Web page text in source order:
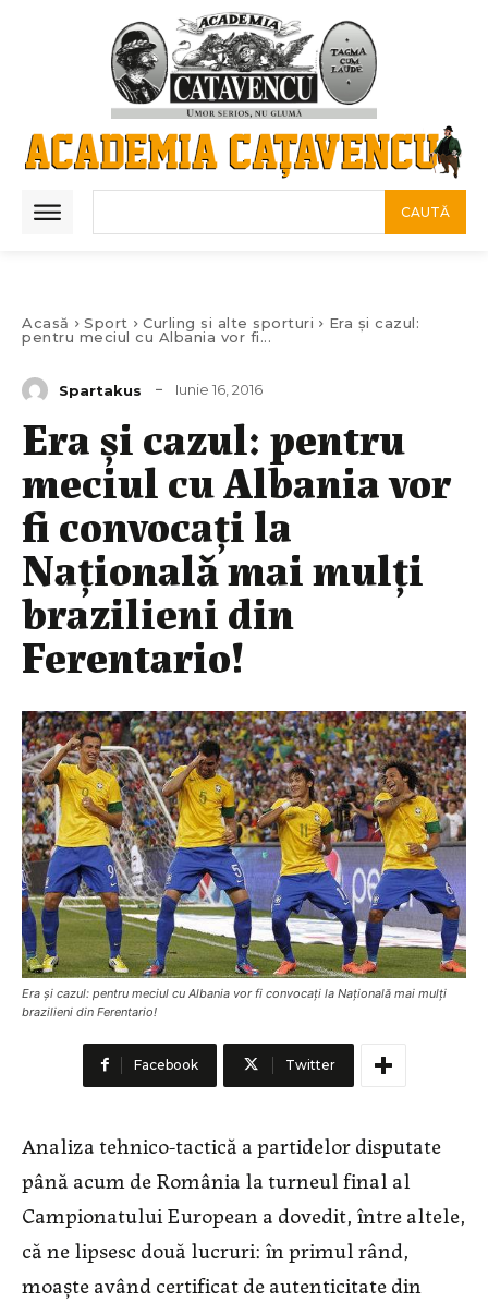
CAUTĂ
Acasă Sport Curling si alte sporturi
Era și cazul:
pentru meciul cu Albania vor fi...
Spartakus Iunie 16, 2016
Era și cazul: pentru
meciul cu Albania vor
fi convocați la
Națională mai mulți
brazilieni din
Ferentario!
Era și cazul: pentru meciul cu Albania vor fi convocați la Națională mai mulți
brazilieni din Ferentario!
Facebook Twitter
Analiza tehnico-tactică a partidelor disputate
până acum de România la turneul final al
Campionatului European a dovedit, între altele,
că ne lipsesc două lucruri: în primul rând,
moaște având certificat de autenticitate din